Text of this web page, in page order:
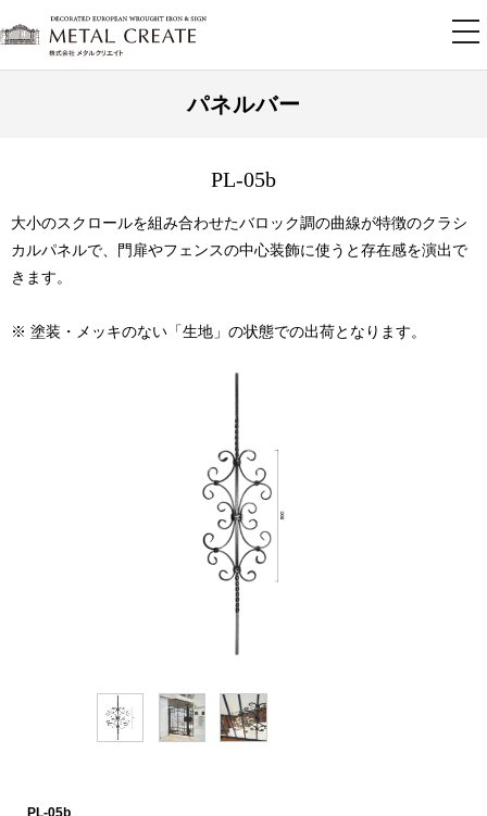
パネルバー
PL-05b
大小のスクロールを組み合わせたバロック調の曲線が特徴のクラシ
カルパネルで、門扉やフェンスの中心装飾に使うと存在感を演出で
きます。
※ 塗装・メッキのない「生地」の状態での出荷となります。